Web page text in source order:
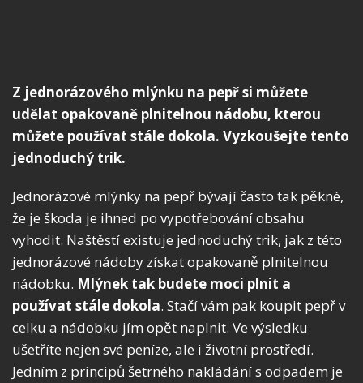
Z jednorázového mlýnku na pepř si můžete
udělat opakovaně plnitelnou nádobu, kterou
můžete používat stále dokola. Vyzkoušejte tento
jednoduchý trik.
Jednorázové mlýnky na pepř bývají často tak pěkné,
že je škoda je ihned po vypotřebování obsahu
vyhodit. Naštěstí existuje jednoduchý trik, jak z této
jednorázové nádoby získat opakovaně plnitelnou
nádobku. Mlýnek tak budete moci plnit a
používat stále dokola. Stačí vám pak koupit pepř v
celku a nádobku jím opět naplnit. Ve výsledku
ušetříte nejen své peníze, ale i životní prostředí.
Jedním z principů šetrného nakládání s odpadem je